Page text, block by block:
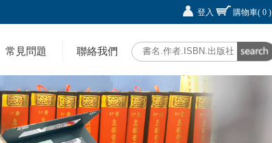
登入 購物車( 0 )
常見問題 聯絡我們